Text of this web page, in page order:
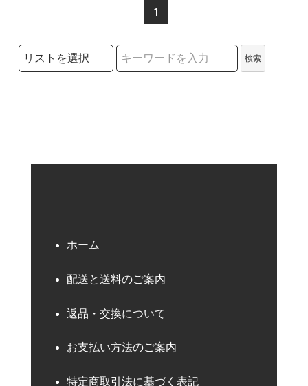
1
検索リストの選択
検索
ホーム
配送と送料のご案内
返品・交換について
お支払い方法のご案内
特定商取引法に基づく表記